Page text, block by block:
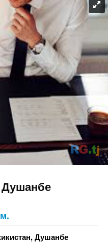
Душанбе
,Душанбе